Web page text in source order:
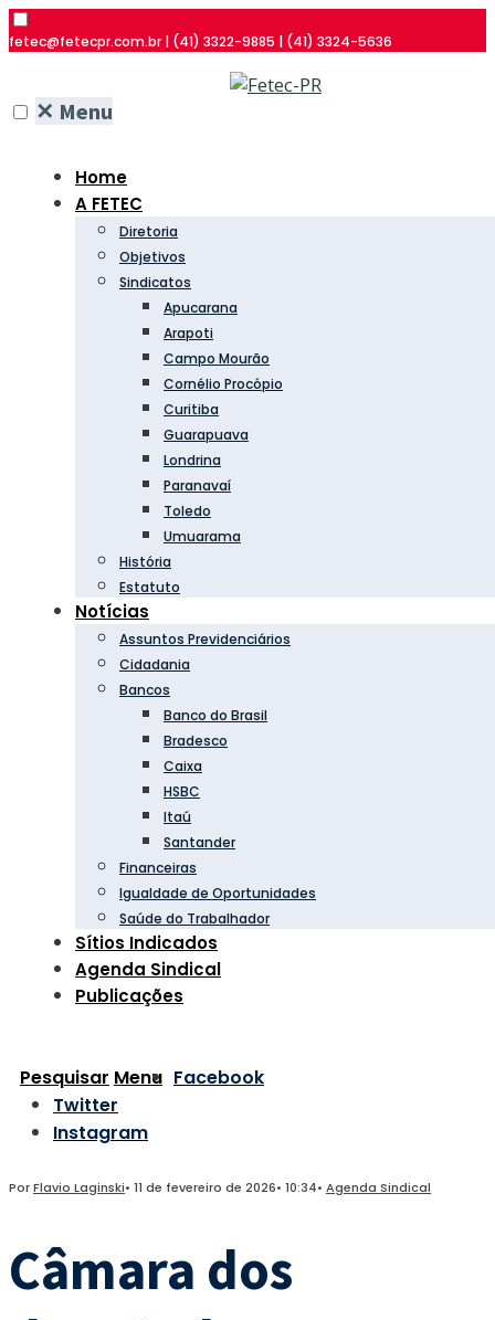
fetec@fetecpr.com.br | (41) 3322-9885 | (41) 3324-5636
✕ Menu
Home
A FETEC
Diretoria
Objetivos
Sindicatos
Apucarana
Arapoti
Campo Mourão
Cornélio Procópio
Curitiba
Guarapuava
Londrina
Paranavaí
Toledo
Umuarama
História
Estatuto
Notícias
Assuntos Previdenciários
Cidadania
Bancos
Banco do Brasil
Bradesco
Caixa
HSBC
Itaú
Santander
Financeiras
Igualdade de Oportunidades
Saúde do Trabalhador
Sítios Indicados
Agenda Sindical
Publicações
Pesquisar Menu Facebook
Twitter
Instagram
PorFlavio Laginski• 11 de fevereiro de 2026• 10:34• Agenda Sindical
Câmara dos